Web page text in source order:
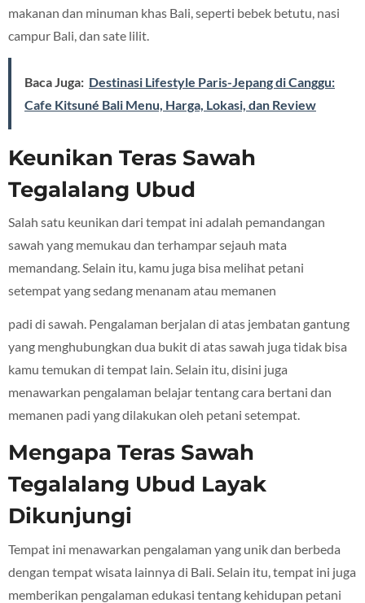
makanan dan minuman khas Bali, seperti bebek betutu, nasi
campur Bali, dan sate lilit.
Baca Juga: Destinasi Lifestyle Paris-Jepang di Canggu:
Cafe Kitsuné Bali Menu, Harga, Lokasi, dan Review
Keunikan Teras Sawah
Tegalalang Ubud
Salah satu keunikan dari tempat ini adalah pemandangan
sawah yang memukau dan terhampar sejauh mata
memandang. Selain itu, kamu juga bisa melihat petani
setempat yang sedang menanam atau memanen
padi di sawah. Pengalaman berjalan di atas jembatan gantung
yang menghubungkan dua bukit di atas sawah juga tidak bisa
kamu temukan di tempat lain. Selain itu, disini juga
menawarkan pengalaman belajar tentang cara bertani dan
memanen padi yang dilakukan oleh petani setempat.
Mengapa Teras Sawah
Tegalalang Ubud Layak
Dikunjungi
Tempat ini menawarkan pengalaman yang unik dan berbeda
dengan tempat wisata lainnya di Bali. Selain itu, tempat ini juga
memberikan pengalaman edukasi tentang kehidupan petani